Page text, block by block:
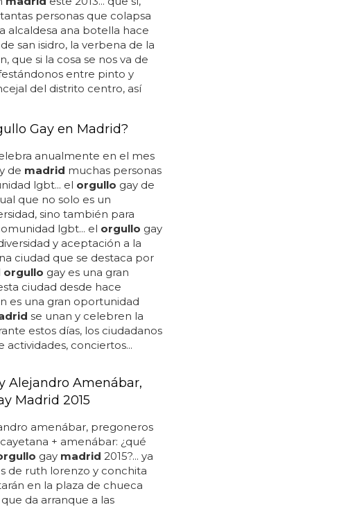
personas que colapsa
alcaldesa ana botella hace
san isidro, la verbena de la
que si la cosa se nos va de
entre pinto y
del distrito centro, así
Gay en Madrid?
anualmente en el mes
de madrid muchas personas
lgbt... el orgullo gay de
que no solo es un
sino también para
lgbt... el orgullo gay
y aceptación a la
ciudad que se destaca por
orgullo gay es una gran
ciudad desde hace
es una gran oportunidad
se unan y celebren la
estos días, los ciudadanos
conciertos...
Alejandro Amenábar,
Madrid 2015
amenábar, pregoneros
cayetana + amenábar: ¿qué
gay madrid 2015?... ya
de ruth lorenzo y conchita
en la plaza de chueca
da arranque a las